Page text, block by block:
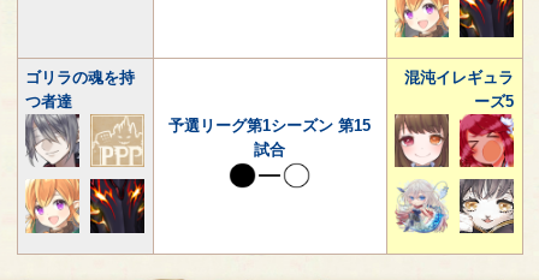
ゴリラの魂を持
つ者達
予選リーグ第1シーズン 第15
試合
混沌イレギュラ
ーズ5